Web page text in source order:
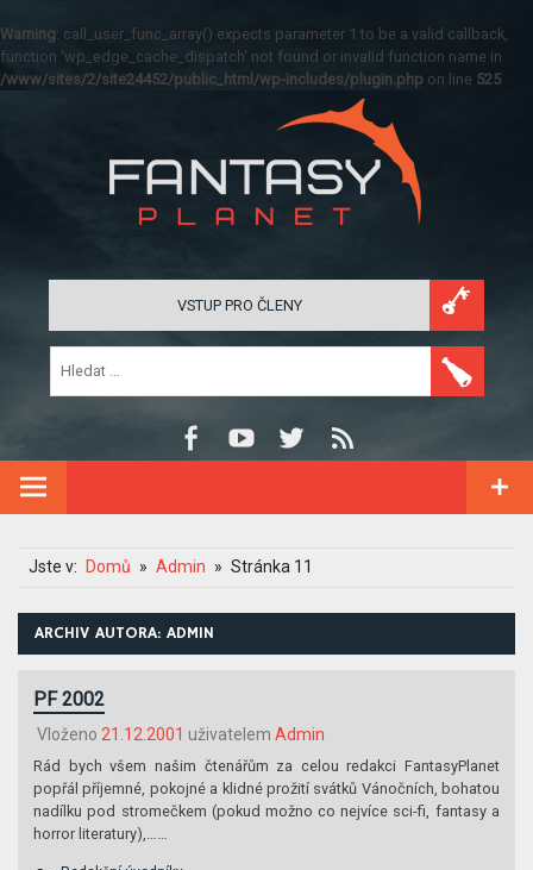
Warning: call_user_func_array() expects parameter 1 to be a valid callback,
function 'wp_edge_cache_dispatch' not found or invalid function name in
/www/sites/2/site24452/public_html/wp-includes/plugin.php on line 525
VSTUP PRO ČLENY
Jste v: Domů Admin Stránka 11
ARCHIV AUTORA:ADMIN
PF 2002
Vloženo 21.12.2001 uživatelem Admin
Rád bych všem našim čtenářům za celou redakci FantasyPlanet
popřál příjemné, pokojné a klidné prožití svátků Vánočních, bohatou
nadílku pod stromečkem (pokud možno co nejvíce sci-fi, fantasy a
horror literatury),……